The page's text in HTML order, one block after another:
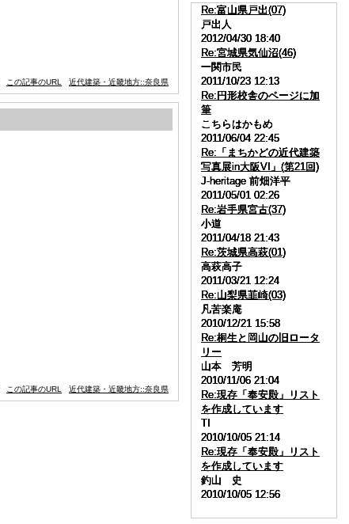
Re:富山県戸出(07)
戸出人
2012/04/30 18:40
Re:宮城県気仙沼(46)
一関市民
2011/10/23 12:13
Re:円形校舎のページに加
筆
こちらはかもめ
2011/06/04 22:45
Re:「まちかどの近代建築
写真展in大阪VI」(第21回)
J-heritage 前畑洋平
2011/05/01 02:26
Re:岩手県宮古(37)
小道
2011/04/18 21:43
Re:茨城県高萩(01)
高萩高子
2011/03/21 12:24
Re:山梨県韮崎(03)
凡苦楽庵
2010/12/21 15:58
Re:桐生と岡山の旧ロータ
リー
山本 芳明
2010/11/06 21:04
Re:現存「奉安殿」リスト
を作成しています
TI
2010/10/05 21:14
Re:現存「奉安殿」リスト
を作成しています
釣山 史
2010/10/05 12:56
Re:富山県戸出(07)
戸出人
2012/04/30 18:40
Re:宮城県気仙沼(46)
一関市民
2011/10/23 12:13
Re:円形校舎のページに加
筆
こちらはかもめ
2011/06/04 22:45
Re:「まちかどの近代建築
写真展in大阪VI」(第21回)
J-heritage 前畑洋平
2011/05/01 02:26
Re:岩手県宮古(37)
小道
2011/04/18 21:43
Re:茨城県高萩(01)
高萩高子
2011/03/21 12:24
Re:山梨県韮崎(03)
凡苦楽庵
2010/12/21 15:58
Re:桐生と岡山の旧ロータ
リー
山本 芳明
2010/11/06 21:04
Re:現存「奉安殿」リスト
を作成しています
TI
2010/10/05 21:14
Re:現存「奉安殿」リスト
を作成しています
釣山 史
2010/10/05 12:56
Re:富山県戸出(07)
戸出人
2012/04/30 18:40
Re:宮城県気仙沼(46)
一関市民
2011/10/23 12:13
Re:円形校舎のページに加
筆
こちらはかもめ
2011/06/04 22:45
Re:「まちかどの近代建築
写真展in大阪VI」(第21回)
J-heritage 前畑洋平
2011/05/01 02:26
Re:岩手県宮古(37)
小道
2011/04/18 21:43
Re:茨城県高萩(01)
高萩高子
2011/03/21 12:24
Re:山梨県韮崎(03)
凡苦楽庵
2010/12/21 15:58
Re:桐生と岡山の旧ロータ
リー
山本 芳明
2010/11/06 21:04
Re:現存「奉安殿」リスト
を作成しています
TI
2010/10/05 21:14
Re:現存「奉安殿」リスト
を作成しています
釣山 史
2010/10/05 12:56
この記事のURL 近代建築・近畿地方::奈良県
Re:富山県戸出(07)
戸出人
2012/04/30 18:40
Re:宮城県気仙沼(46)
一関市民
2011/10/23 12:13
Re:円形校舎のページに加
筆
こちらはかもめ
2011/06/04 22:45
Re:「まちかどの近代建築
写真展in大阪VI」(第21回)
J-heritage 前畑洋平
2011/05/01 02:26
Re:岩手県宮古(37)
小道
2011/04/18 21:43
Re:茨城県高萩(01)
高萩高子
2011/03/21 12:24
Re:山梨県韮崎(03)
凡苦楽庵
2010/12/21 15:58
Re:桐生と岡山の旧ロータ
リー
山本 芳明
2010/11/06 21:04
Re:現存「奉安殿」リスト
を作成しています
TI
2010/10/05 21:14
Re:現存「奉安殿」リスト
を作成しています
釣山 史
2010/10/05 12:56
この記事のURL 近代建築・近畿地方::奈良県